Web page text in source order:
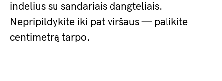
indelius su sandariais dangteliais.
Nepripildykite iki pat viršaus — palikite
centimetrą tarpo.